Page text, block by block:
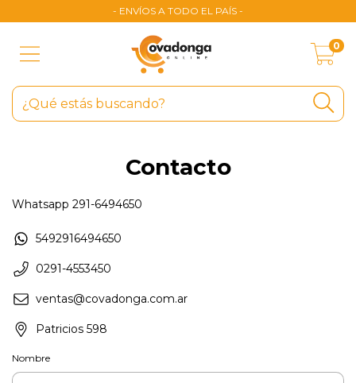
- ENVÍOS A TODO EL PAÍS -
0
Contacto
Whatsapp 291-6494650
5492916494650
0291-4553450
ventas@covadonga.com.ar
Patricios 598
Nombre